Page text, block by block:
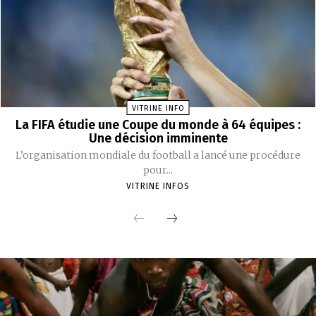
VITRINE INFO
La FIFA étudie une Coupe du monde à 64 équipes :
Une décision imminente
L’organisation mondiale du football a lancé une procédure
pour...
VITRINE INFOS